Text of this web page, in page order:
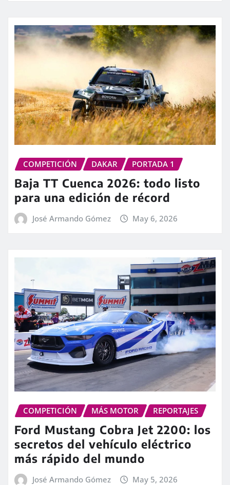
COMPETICIÓN DAKAR PORTADA 1
Baja TT Cuenca 2026: todo listo
para una edición de récord
José Armando Gómez May 6, 2026
COMPETICIÓN MÁS MOTOR REPORTAJES
Ford Mustang Cobra Jet 2200: los
secretos del vehículo eléctrico
más rápido del mundo
José Armando Gómez May 5, 2026